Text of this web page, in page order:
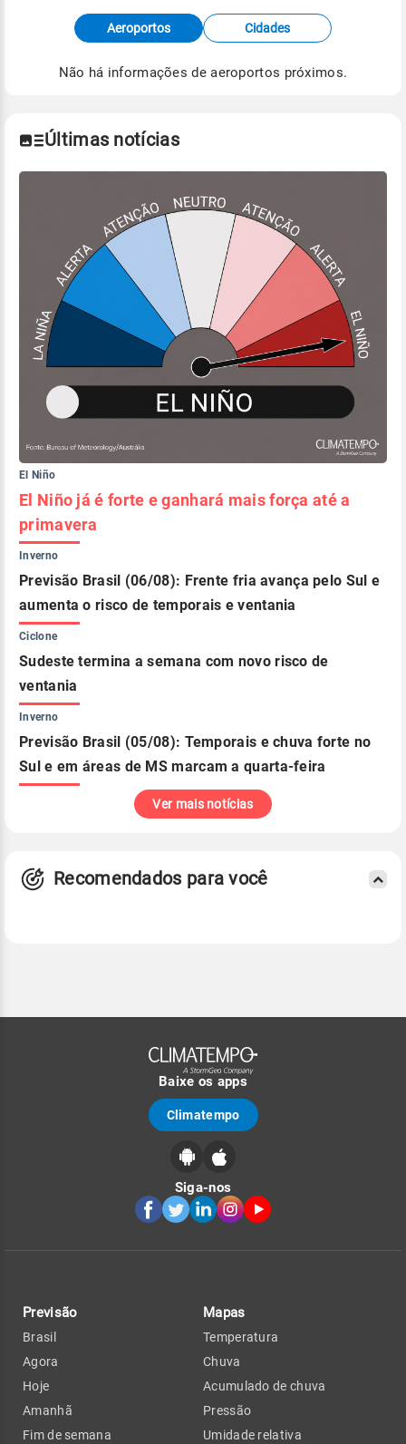
Fonte: dados combinados de estações
meteorológicas e satélite do Centro de Previsão
de Tempo e Estudos Climáticos (CPTEC).
Aeroportos Cidades
Não há informações de aeroportos próximos.
Últimas notícias
El Niño
El Niño já é forte e ganhará mais força até a
primavera
Inverno
Previsão Brasil (06/08): Frente fria avança pelo Sul e
aumenta o risco de temporais e ventania
Ciclone
Sudeste termina a semana com novo risco de
ventania
Inverno
Previsão Brasil (05/08): Temporais e chuva forte no
Sul e em áreas de MS marcam a quarta-feira
Ver mais notícias
Recomendados para você
Baixe os apps
Climatempo
Siga-nos
Previsão
Brasil
Agora
Hoje
Amanhã
Fim de semana
Mapas
Temperatura
Chuva
Acumulado de chuva
Pressão
Umidade relativa